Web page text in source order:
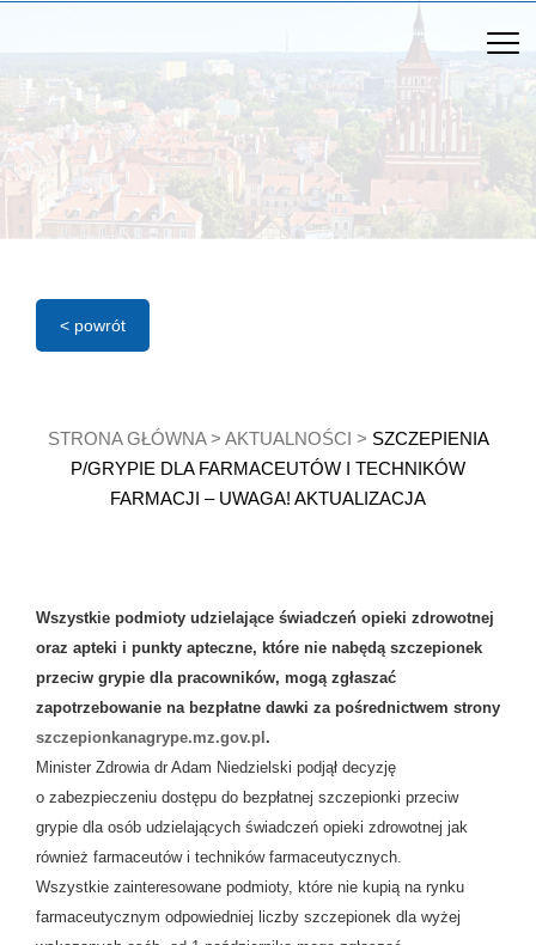
< powrót
STRONA GŁÓWNA> AKTUALNOŚCI > SZCZEPIENIA
P/GRYPIE DLA FARMACEUTÓW I TECHNIKÓW
FARMACJI – UWAGA! AKTUALIZACJA
Wszystkie podmioty udzielające świadczeń opieki zdrowotnej
oraz apteki i punkty apteczne, które nie nabędą szczepionek
przeciw grypie dla pracowników, mogą zgłaszać
zapotrzebowanie na bezpłatne dawki za pośrednictwem strony
szczepionkanagrype.mz.gov.pl .
Minister Zdrowia dr Adam Niedzielski podjął decyzję
o zabezpieczeniu dostępu do bezpłatnej szczepionki przeciw
grypie dla osób udzielających świadczeń opieki zdrowotnej jak
również farmaceutów i techników farmaceutycznych.
Wszystkie zainteresowane podmioty, które nie kupią na rynku
farmaceutycznym odpowiedniej liczby szczepionek dla wyżej